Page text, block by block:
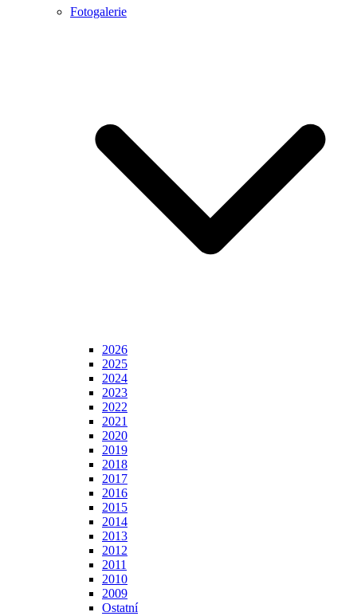
Fotogalerie
2026
2025
2024
2023
2022
2021
2020
2019
2018
2017
2016
2015
2014
2013
2012
2011
2010
2009
Ostatní